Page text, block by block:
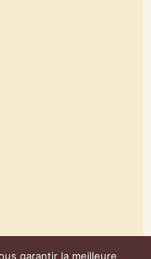
garantir la meilleure